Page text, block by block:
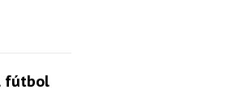
fútbol